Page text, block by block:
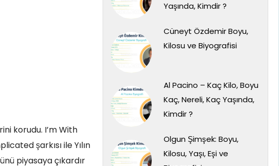
korudu. I’m With
şarkısı ile Yılın
piyasaya çıkardır
Yaşında, Kimdir ?
Cüneyt Özdemir Boyu,
Kilosu ve Biyografisi
Al Pacino – Kaç Kilo, Boyu
Kaç, Nereli, Kaç Yaşında,
Kimdir ?
Olgun Şimşek: Boyu,
Kilosu, Yaşı, Eşi ve